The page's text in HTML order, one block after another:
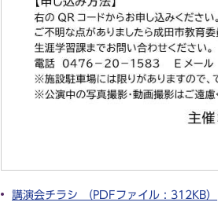
講演会チラシ （PDFファイル : 312KB）